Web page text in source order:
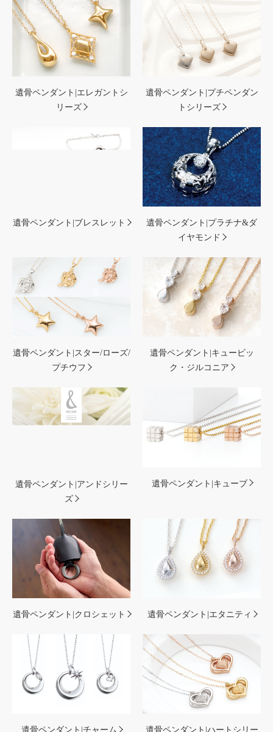
遺骨ペンダント|エレガントシ
リーズ
遺骨ペンダント|プチペンダン
トシリーズ
遺骨ペンダント|ブレスレット
遺骨ペンダント|プラチナ&ダ
イヤモンド
遺骨ペンダント|スター/ローズ/
プチウフ
遺骨ペンダント|キュービッ
ク・ジルコニア
遺骨ペンダント|アンドシリー
ズ
遺骨ペンダント|キューブ
遺骨ペンダント|クロシェット 遺骨ペンダント|エタニティ
遺骨ペンダント|チャーム
遺骨ペンダント|ハートシリー